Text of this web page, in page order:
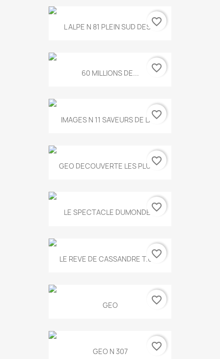
L ALPE N 81 PLEIN SUD DES...favorite_border
60 MILLIONS DE... favorite_border
IMAGES N 11 SAVEURS DE LA...
favorite_border
GEO DECOUVERTE LES PLUS...
favorite_border
LE SPECTACLE DUMONDE...favorite_border
LE REVE DE CASSANDRE T.634
favorite_border
GEO favorite_border
GEO N 307 favorite_border